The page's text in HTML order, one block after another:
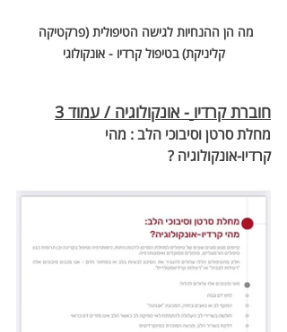
מה הן ההנחיות לגישה הטיפולית (פרקטיקה
קליניקת) בטיפול קרדיו - אונקולוגי
חוברת קרדיו - אונקולוגיה / עמוד 3
מחלת סרטן וסיבוכי הלב : מהי
קרדיו-אונקולוגיה ?